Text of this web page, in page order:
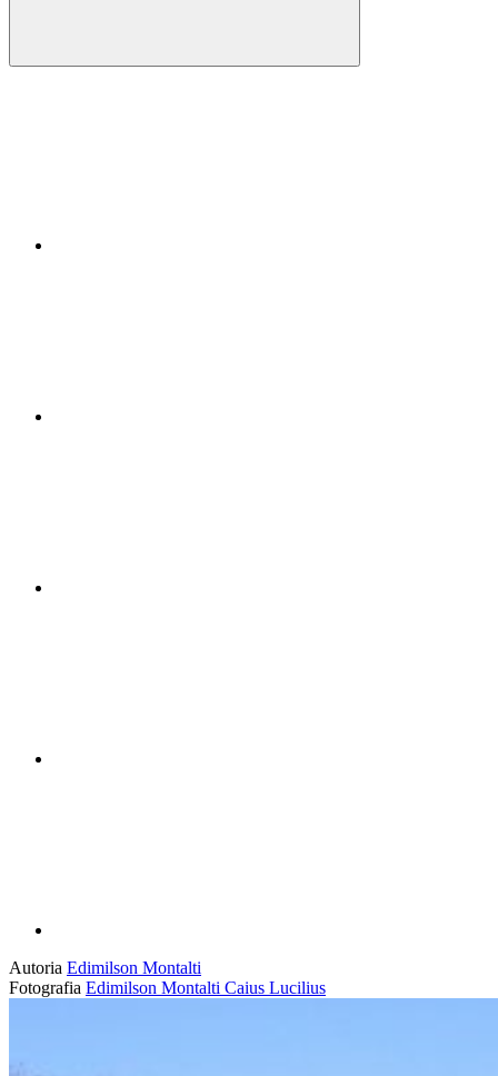
Compartilhar
Autoria Edimilson Montalti
Fotografia Edimilson Montalti Caius Lucilius